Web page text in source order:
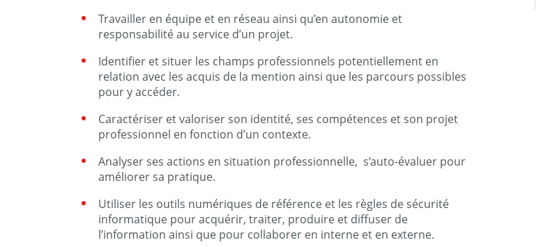
Travailler en équipe et en réseau ainsi qu’en autonomie et
responsabilité au service d’un projet.
Identifier et situer les champs professionnels potentiellement en
relation avec les acquis de la mention ainsi que les parcours possibles
pour y accéder.
Caractériser et valoriser son identité, ses compétences et son projet
professionnel en fonction d’un contexte.
Analyser ses actions en situation professionnelle, s’auto-évaluer pour
améliorer sa pratique.
Utiliser les outils numériques de référence et les règles de sécurité
informatique pour acquérir, traiter, produire et diffuser de
l’information ainsi que pour collaborer en interne et en externe.